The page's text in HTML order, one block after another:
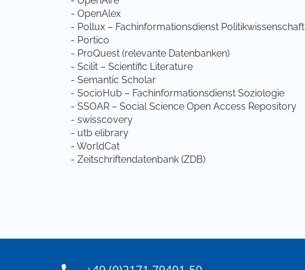
- OpenAlex
- Pollux – Fachinformationsdienst Politikwissenschaft
- Portico
- ProQuest (relevante Datenbanken)
- Scilit – Scientific Literature
- Semantic Scholar
- SocioHub – Fachinformationsdienst Soziologie
- SSOAR – Social Science Open Access Repository
- swisscovery
- utb elibrary
- WorldCat
- Zeitschriftendatenbank (ZDB)